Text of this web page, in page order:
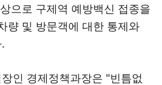
으로 구제역 예방백신 접종을
량 및 방문객에 대한 통제와
인 경제정책과장은 "빈틈없